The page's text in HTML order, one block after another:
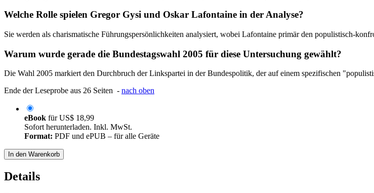
Welche Rolle spielen Gregor Gysi und Oskar Lafontaine in der Analyse?
Sie werden als charismatische Führungspersönlichkeiten analysiert, wobei Lafontaine primär den populistisch-
Warum wurde gerade die Bundestagswahl 2005 für diese Untersuchung gewählt?
Die Wahl 2005 markiert den Durchbruch der Linkspartei in der Bundespolitik, der auf einem spezifischen
Ende der Leseprobe aus 26 Seiten - nach oben
eBook fürUS$ 18,99
Sofort herunterladen. Inkl. MwSt.
Format: PDF und ePUB – für alle Geräte
In den Warenkorb
Details